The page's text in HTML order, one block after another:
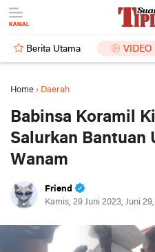
Berita Utama VIDEO
Home › Daerah
Babinsa Koramil
Salurkan Bantuan
Wanam
Friend
Kamis, 29 Juni 2023, Juni